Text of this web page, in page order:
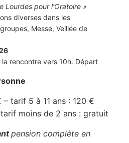
Lourdes pour l’Oratoire »
diverses dans les
Messe, Veillée de
la rencontre vers 10h. Départ
tarif 5 à 11 ans : 120 €
moins de 2 ans : gratuit
pension complète en